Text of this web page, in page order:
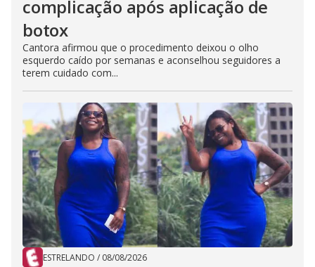
complicação após aplicação de
botox
Cantora afirmou que o procedimento deixou o olho
esquerdo caído por semanas e aconselhou seguidores a
terem cuidado com...
ESTRELANDO / 08/08/2026